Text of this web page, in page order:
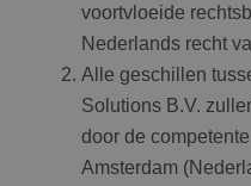
voortvloeide
Nederlands recht
Alle geschillen
Solutions B.V.
door de
Amsterdam